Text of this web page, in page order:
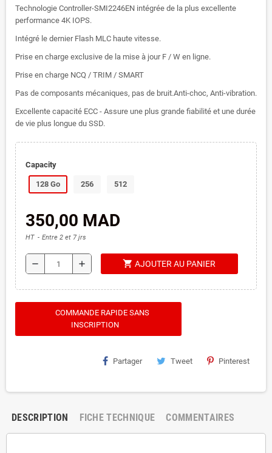
Technologie Controller-SMI2246EN intégrée de la plus excellente
performance 4K IOPS.
Intégré le dernier Flash MLC haute vitesse.
Prise en charge exclusive de la mise à jour F / W en ligne.
Prise en charge NCQ / TRIM / SMART
Pas de composants mécaniques, pas de bruit.Anti-choc, Anti-vibration.
Excellente capacité ECC - Assure une plus grande fiabilité et une durée
de vie plus longue du SSD.
Capacity
128 Go 256 512
350,00 MAD
HT Entre 2 et 7 jrs
remove add shopping_cart AJOUTER AU PANIER
COMMANDE RAPIDE SANS
INSCRIPTION
Partager Tweet Pinterest
DESCRIPTION FICHE TECHNIQUE COMMENTAIRES